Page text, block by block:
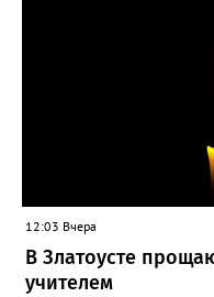
12:03 Вчера
В Златоусте
учителем